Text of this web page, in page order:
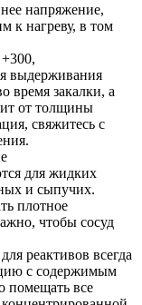
напряжение,
к нагреву, в том
выдерживания
время закалки, а
от толщины
свяжитесь с
для жидких
и сыпучих.
плотное
чтобы сосуд
реактивов всегда
с содержимым
помещать все